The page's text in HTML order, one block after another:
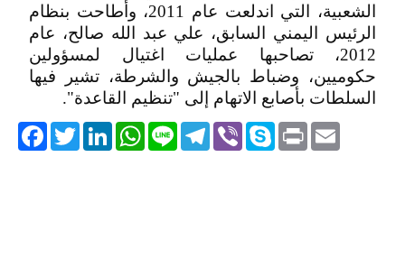
الشعبية، التي اندلعت عام 2011، وأطاحت بنظام
الرئيس اليمني السابق، علي عبد الله صالح، عام
2012، تصاحبها عمليات اغتيال لمسؤولين
حكوميين، وضباط بالجيش والشرطة، تشير فيها
السلطات بأصابع الاتهام إلى "تنظيم القاعدة".
TwitterLinkedIn
WhatsApp Line
Telegram ViberSkype PrintEmail